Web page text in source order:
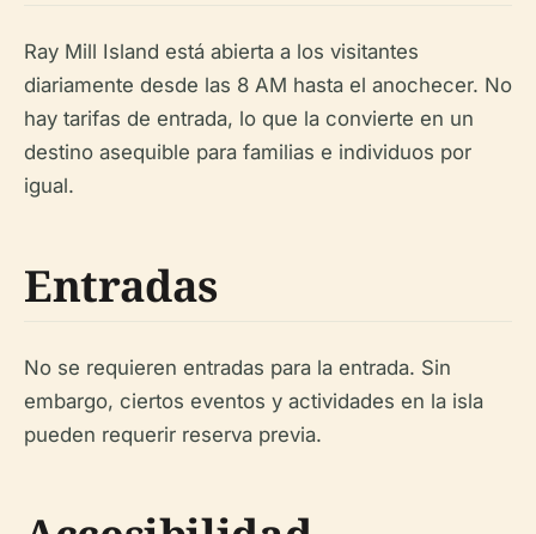
Ray Mill Island está abierta a los visitantes
diariamente desde las 8 AM hasta el anochecer. No
hay tarifas de entrada, lo que la convierte en un
destino asequible para familias e individuos por
igual.
Entradas
No se requieren entradas para la entrada. Sin
embargo, ciertos eventos y actividades en la isla
pueden requerir reserva previa.